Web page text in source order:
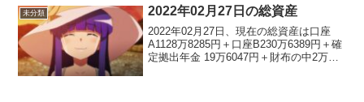
だから思うことを徒然なるままに書いて
いきます。日暮ら...
未分類 2022年02月27日の総資産
2022年02月27日、現在の総資産は口座
A1128万8285円＋口座B230万6389円＋確
定拠出年金 19万6047円＋財布の中2万